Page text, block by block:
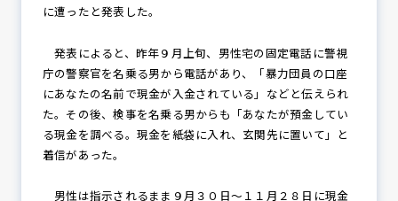
防犯対策情報
防犯協力会について
に遭ったと発表した。
発表によると、昨年９月上旬、男性宅の固定電話に警視
庁の警察官を名乗る男から電話があり、「暴力団員の口座
にあなたの名前で現金が入金されている」などと伝えられ
た。その後、検事を名乗る男からも「あなたが預金してい
る現金を調べる。現金を紙袋に入れ、玄関先に置いて」と
着信があった。
男性は指示されるまま９月３０日～１１月２８日に現金